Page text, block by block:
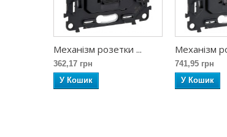
Механізм розетки ...
362,17 грн
У Кошик
Механізм
741,95 грн
У Кошик